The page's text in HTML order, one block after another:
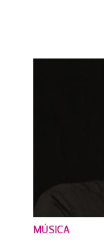
MÚSICA